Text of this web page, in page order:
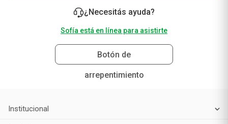
¿Necesitás ayuda?
Sofía está en línea para asistirte
Botón de
arrepentimiento
Institucional